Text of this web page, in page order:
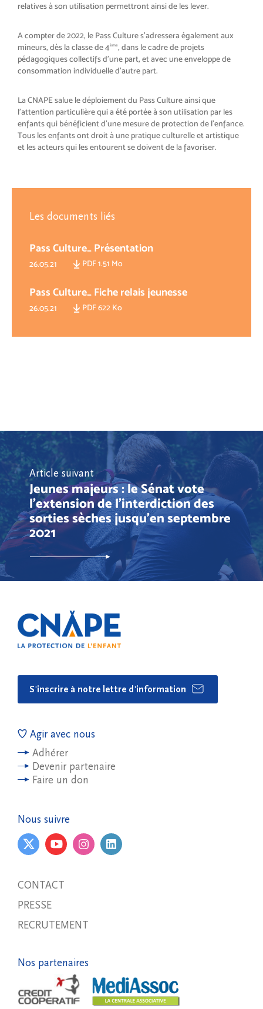
relatives à son utilisation permettront ainsi de les lever.
A compter de 2022, le Pass Culture s’adressera également aux
mineurs, dès la classe de 4ème, dans le cadre de projets
pédagogiques collectifs d’une part, et avec une enveloppe de
consommation individuelle d’autre part.
La CNAPE salue le déploiement du Pass Culture ainsi que
l’attention particulière qui a été portée à son utilisation par les
enfants qui bénéficient d’une mesure de protection de l’enfance.
Tous les enfants ont droit à une pratique culturelle et artistique
et les acteurs qui les entourent se doivent de la favoriser.
Les documents liés
Pass Culture_ Présentation
26.05.21 PDF 1.51 Mo
Pass Culture_ Fiche relais jeunesse
26.05.21 PDF 622 Ko
Article suivant
Jeunes majeurs : le Sénat vote
l’extension de l’interdiction des
sorties sèches jusqu’en septembre
2021
S'inscrire à notre lettre d'information
Agir avec nous
Adhérer
Devenir partenaire
Faire un don
Nous suivre
CONTACT
PRESSE
RECRUTEMENT
Nos partenaires